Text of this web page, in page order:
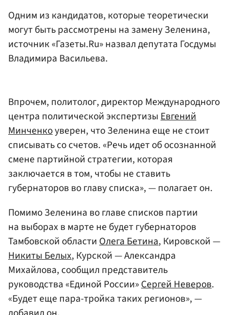
Одним из кандидатов, которые теоретически
могут быть рассмотрены на замену Зеленина,
источник «Газеты.Ru» назвал депутата Госдумы
Владимира Васильева.
Впрочем, политолог, директор Международного
центра политической экспертизыЕвгений
Минченкоуверен, что Зеленина еще не стоит
списывать со счетов. «Речь идет об осознанной
смене партийной стратегии, которая
заключается в том, чтобы не ставить
губернаторов во главу списка», — полагает он.
Помимо Зеленина во главе списков партии
на выборах в марте не будет губернаторов
Тамбовской области Олега Бетина, Кировской —
Никиты Белых, Курской — Александра
Михайлова, сообщил представитель
руководства «Единой России»Сергей Неверов.
«Будет еще пара-тройка таких регионов», —